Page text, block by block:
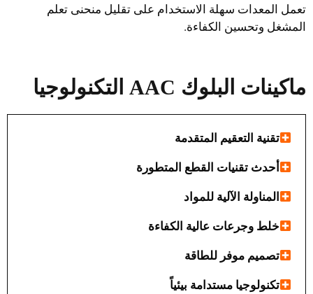
تعمل المعدات سهلة الاستخدام على تقليل منحنى تعلم
المشغل وتحسين الكفاءة.
ماكينات البلوك AAC التكنولوجيا
تقنية التعقيم المتقدمة
أحدث تقنيات القطع المتطورة
المناولة الآلية للمواد
خلط وجرعات عالية الكفاءة
تصميم موفر للطاقة
تكنولوجيا مستدامة بيئياً